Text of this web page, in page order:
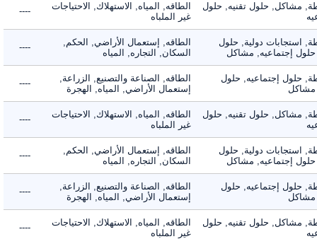
مشاكل, حلول تقنيه, حلول
الطاقه, المياه, الاستهلاك, الاحتياجات
غير الملباه
----
استجابات دولية, حلول
إجتماعيه, مشاكل
الطاقه, إستعمال الأراضي, الحكم,
السكان, التجاره, المياه
----
حلول إجتماعيه, حلول
الطاقه, الصناعة والتصنيع, الزراعة,
إستعمال الأراضي, المياه, الهجرة
----
مشاكل, حلول تقنيه, حلول
الطاقه, المياه, الاستهلاك, الاحتياجات
غير الملباه
----
استجابات دولية, حلول
إجتماعيه, مشاكل
الطاقه, إستعمال الأراضي, الحكم,
السكان, التجاره, المياه
----
حلول إجتماعيه, حلول
الطاقه, الصناعة والتصنيع, الزراعة,
إستعمال الأراضي, المياه, الهجرة
----
مشاكل, حلول تقنيه, حلول
الطاقه, المياه, الاستهلاك, الاحتياجات
غير الملباه
----